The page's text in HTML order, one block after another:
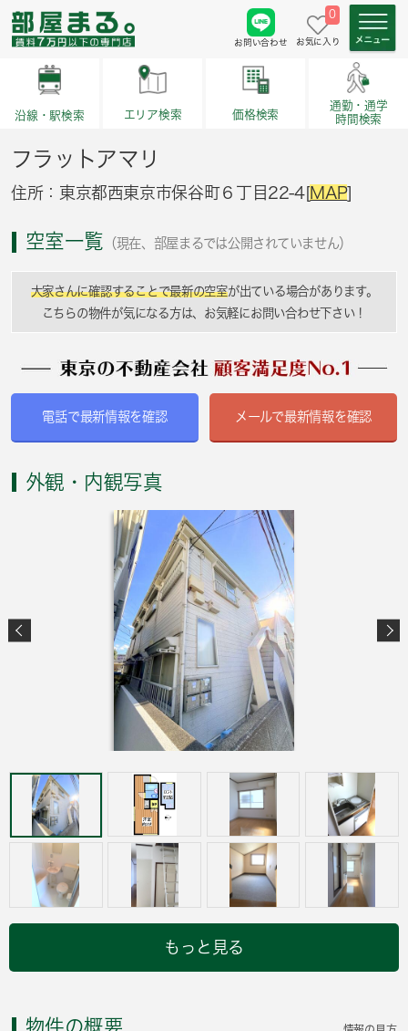
お問い合わせ
0
お気に入り
沿線・駅検索 エリア検索 価格検索
通勤・通学
時間検索
フラットアマリ
住所：東京都西東京市保谷町６丁目22-4[MAP]
空室一覧 （現在、部屋まるでは公開されていません）
大家さんに確認することで最新の空室が出ている場合があります。
こちらの物件が気になる方は、お気軽にお問い合わせ下さい！
電話で最新情報を確認 メールで最新情報を確認
外観・内観写真
もっと見る
物件の概要